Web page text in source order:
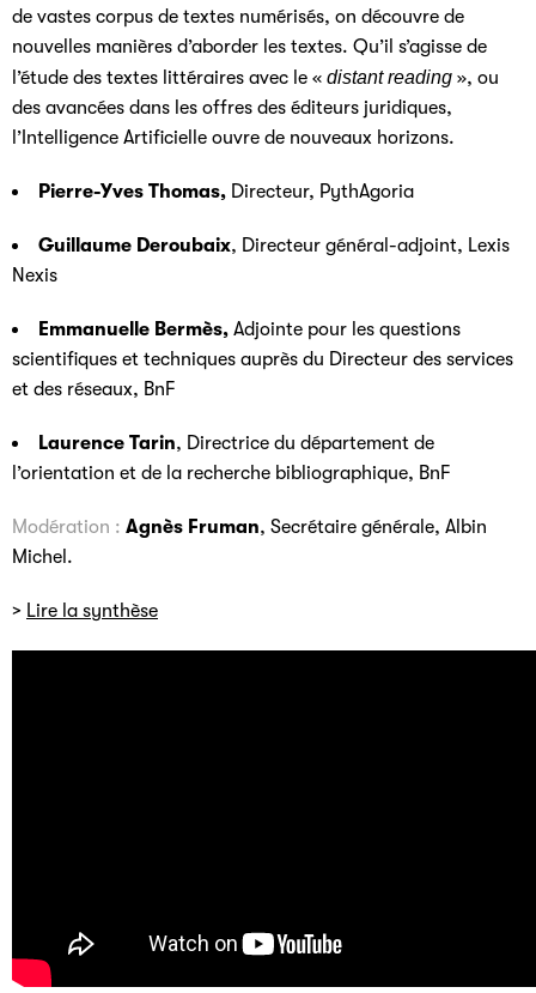
de vastes corpus de textes numérisés, on découvre de
nouvelles manières d’aborder les textes. Qu’il s’agisse de
l’étude des textes littéraires avec le « distant reading », ou
des avancées dans les offres des éditeurs juridiques,
l’Intelligence Artificielle ouvre de nouveaux horizons.
Pierre-Yves Thomas, Directeur, PythAgoria
Guillaume Deroubaix, Directeur général-adjoint, Lexis
Nexis
Emmanuelle Bermès, Adjointe pour les questions
scientifiques et techniques auprès du Directeur des services
et des réseaux, BnF
Laurence Tarin, Directrice du département de
l’orientation et de la recherche bibliographique, BnF
Modération : Agnès Fruman, Secrétaire générale, Albin
Michel.
> Lire la synthèse